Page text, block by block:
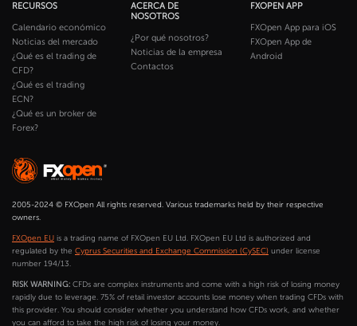
RECURSOS
Calendario económico
Noticias del mercado
¿Qué es el trading de
CFD?
¿Qué es el trading
ECN?
¿Qué es un broker de
Forex?
ACERCA DE
NOSOTROS
¿Por qué nosotros?
Noticias de la empresa
Contactos
FXOPEN APP
FXOpen App para iOS
FXOpen App de
Android
2005-2024 © FXOpen All rights reserved. Various trademarks held by their respective
owners.
FXOpen EU is a trading name of FXOpen EU Ltd. FXOpen EU Ltd is authorized and
regulated by the Cyprus Securities and Exchange Commission (CySEC) under license
number 194/13.
RISK WARNING: CFDs are complex instruments and come with a high risk of losing money
rapidly due to leverage. 75% of retail investor accounts lose money when trading CFDs with
this provider. You should consider whether you understand how CFDs work, and whether
you can afford to take the high risk of losing your money.